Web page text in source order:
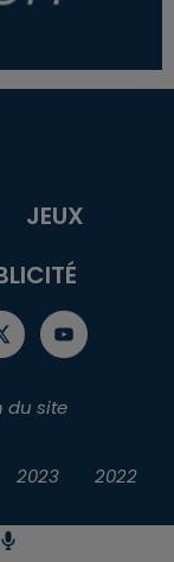
JEUX
du site
2023 2022